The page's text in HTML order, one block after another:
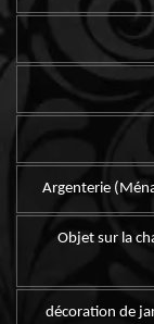
Argenterie
Objet sur la
décoration de